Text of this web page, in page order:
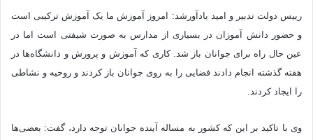
رییس دولت تدبیر و امید یادآورشد: امروز آموزش ما یک آموزش ترکیبی است
و حضور دانش آموزان در بسیاری از مدارس به صورت شیفتی است اما در
عین حال راه برای جوانان باز شد. کاری که آموزش و پرورش و دانشگاه‌ها در
هفته گذشته انجام دادند فضایی را به روی جوانان باز کردند و روحیه و نشاطی
را ایجاد کردند.
وی با تاکید بر این که کشور به مساله آینده جوانان توجه دارد، گفت: بعضی‌ها